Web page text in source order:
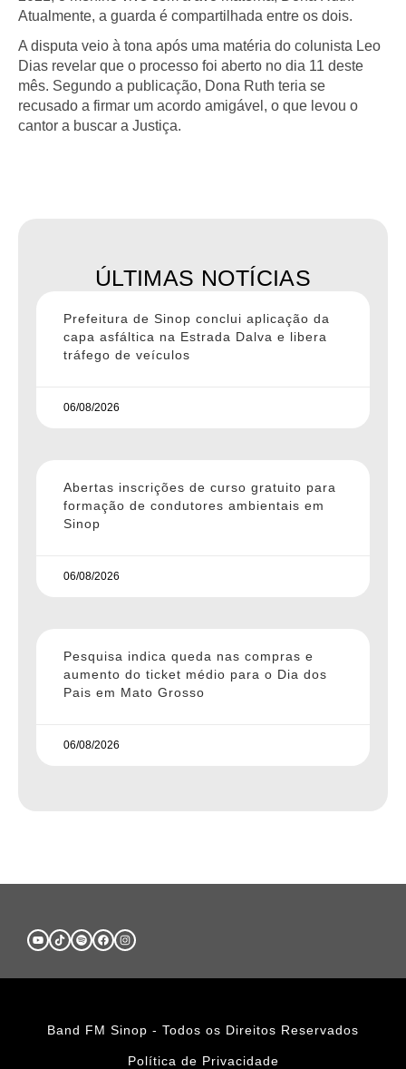
Atualmente, a guarda é compartilhada entre os dois.
A disputa veio à tona após uma matéria do colunista Leo
Dias revelar que o processo foi aberto no dia 11 deste
mês. Segundo a publicação, Dona Ruth teria se
recusado a firmar um acordo amigável, o que levou o
cantor a buscar a Justiça.
ÚLTIMAS NOTÍCIAS
Prefeitura de Sinop conclui aplicação da
capa asfáltica na Estrada Dalva e libera
tráfego de veículos
06/08/2026
Abertas inscrições de curso gratuito para
formação de condutores ambientais em
Sinop
06/08/2026
Pesquisa indica queda nas compras e
aumento do ticket médio para o Dia dos
Pais em Mato Grosso
06/08/2026
Band FM Sinop - Todos os Direitos Reservados
Política de Privacidade